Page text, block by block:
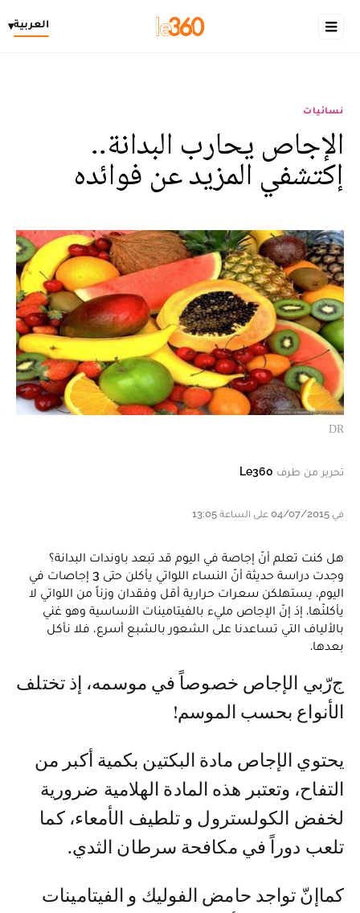
العربية▾
نسائيات
الإجاص يحارب البدانة..
إكتشفي المزيد عن فوائده
DR
تحرير من طرف Le360
في 04/07/2015 على الساعة 13:05
هل كنت تعلم أنّ إجاصة في اليوم قد تبعد باوندات البدانة؟
وجدت دراسة حديثة أنّ النساء اللواتي يأكلن حتى 3 إجاصات في
اليوم، يستهلكن سعرات حرارية أقل وفقدان وزناً من اللواتي لا
يأكلنّها. إذ إنّ الإجاص مليء بالفيتامينات الأساسية وهو غني
بالألياف التي تساعدنا على الشعور بالشبع أسرع، فلا نأكل
بعدها.
جرّبي الإجاص خصوصاً في موسمه، إذ تختلف
الأنواع بحسب الموسم!
يحتوي الإجاص مادة البكتين بكمية أكبر من
التفاح، وتعتبر هذه المادة الهلامية ضرورية
لخفض الكولسترول و تلطيف الأمعاء، كما
تلعب دوراً في مكافحة سرطان الثدي.
كماإنّ تواجد حامض الفوليك و الفيتامينات